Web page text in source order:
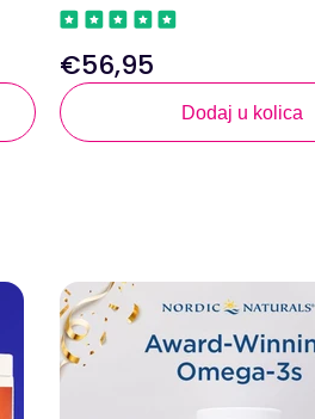
Redovna
cijena
€56,95
Dodaj u kolica